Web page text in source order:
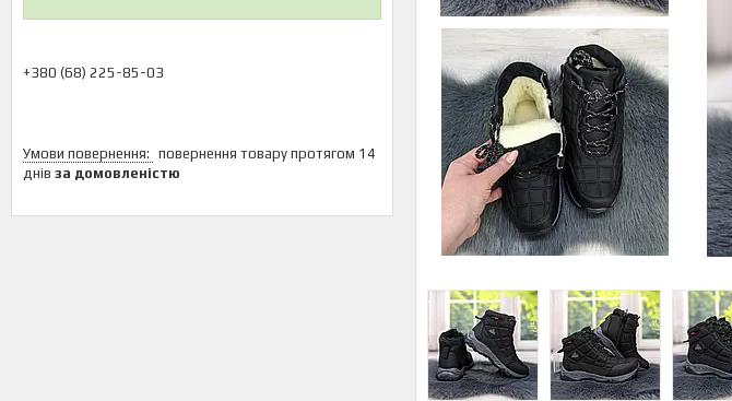
+380 (68) 225-85-03
повернення товару протягом 14
днів за домовленістю